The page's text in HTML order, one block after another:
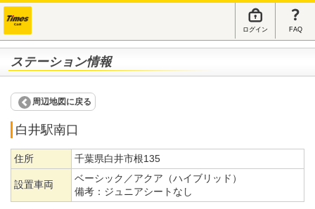
ログイン FAQ
ステーション情報
周辺地図に戻る
白井駅南口
住所 千葉県白井市根135
設置車両
ベーシック／アクア（ハイブリッド）
備考： ジュニアシートなし